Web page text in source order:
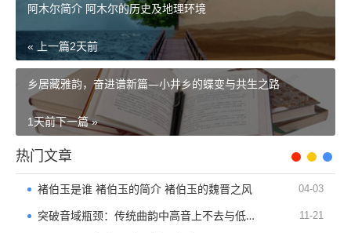
阿木尔简介 阿木尔的历史及地理环境
« 上一篇2天前
乡居藏雅韵，奋进谱新篇—小井乡的蝶变与共生之路
下一篇 »
1天前
热门文章
褚伯玉是谁 褚伯玉的简介 褚伯玉的魏晋之风 04-03
突破音域瓶颈：传统曲韵中高音上不去与低音下不来的解决指南 11-21